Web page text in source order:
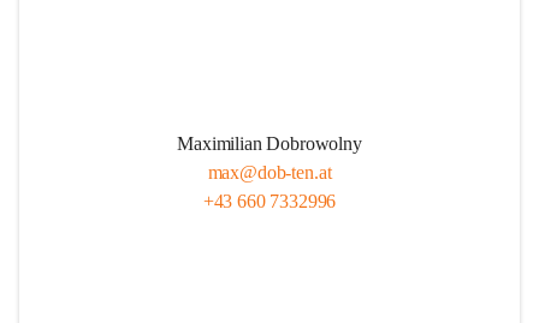
Maximilian Dobrowolny
max@dob-ten.at
+43 660 7332996